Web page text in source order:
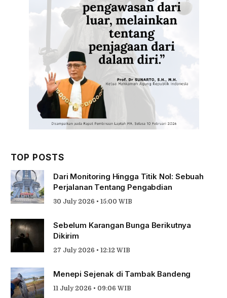
TOP POSTS
Dari Monitoring Hingga Titik Nol: Sebuah
Perjalanan Tentang Pengabdian
30 July 2026 • 15:00 WIB
Sebelum Karangan Bunga Berikutnya
Dikirim
27 July 2026 • 12:12 WIB
Menepi Sejenak di Tambak Bandeng
11 July 2026 • 09:06 WIB